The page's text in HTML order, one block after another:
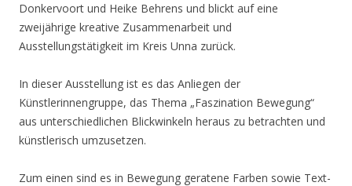
Donkervoort und Heike Behrens und blickt auf eine
zweijährige kreative Zusammenarbeit und
Ausstellungstätigkeit im Kreis Unna zurück.
In dieser Ausstellung ist es das Anliegen der
Künstlerinnengruppe, das Thema „Faszination Bewegung“
aus unterschiedlichen Blickwinkeln heraus zu betrachten und
künstlerisch umzusetzen.
Zum einen sind es in Bewegung geratene Farben sowie Text-